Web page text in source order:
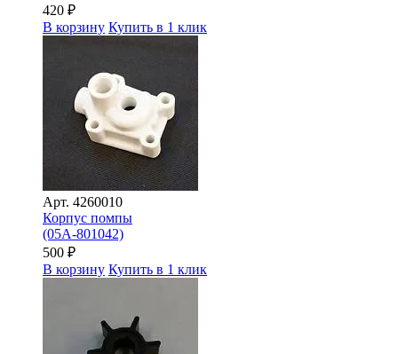
420 ₽
В корзину Купить в 1 клик
Арт. 4260010
Корпус помпы
(05A-801042)
500 ₽
В корзину Купить в 1 клик